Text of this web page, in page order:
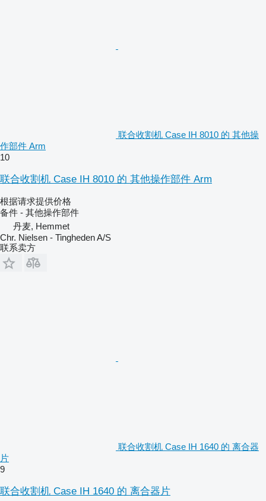
联合收割机 Case IH 8010 的 其他操
作部件 Arm
10
联合收割机 Case IH 8010 的 其他操作部件 Arm
根据请求提供价格
备件 - 其他操作部件
丹麦, Hemmet
Chr. Nielsen - Tingheden A/S
联系卖方
联合收割机 Case IH 1640 的 离合器
片
9
联合收割机 Case IH 1640 的 离合器片